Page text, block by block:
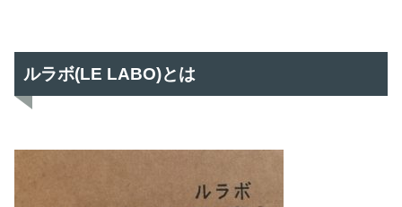
ルラボ(LE LABO)とは